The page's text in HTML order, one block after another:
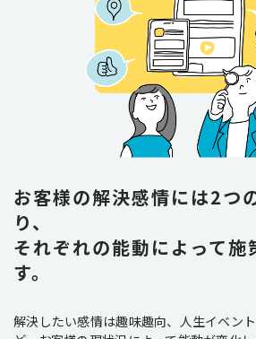
お客様の解決感情には2つ
り、
それぞれの能動によって施
す。
解決したい感情は趣味趣向、人生イベン